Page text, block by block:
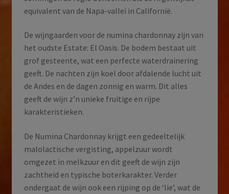
equivalent van de Napa-vallei in Californië.
De wijngaarden voor de numina chardonnay zijn van
het oudste Estate: El Oasis. De bodem bestaat uit
grof gesteente, wat een perfecte waterdrainering
geeft. De nachten zijn koel door afdalende lucht uit
de Andes en de dagen zonnig en warm. Dit alles
geeft de wijn z’n unieke fruitige en rijpe
karakteristieken.
De Numina Chardonnay krijgt een gedeeltelijk
malolactische vergisting, appelzuur wordt
omgezet in melkzuur en dit geeft de wijn zijn
zachtheid en typische boterkarakter. Verder
ondergaat de wijn ook een rijping op de ‘lie’, wat de